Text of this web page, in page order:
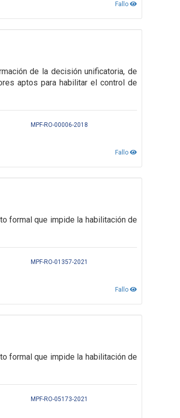
Fallo
de la decisión unificatoria, de
aptos parahabilitar el control de
MPF-RO-00006-2018
Fallo
formal que impide la habilitación de
MPF-RO-01357-2021
Fallo
formal que impide la habilitación de
MPF-RO-05173-2021